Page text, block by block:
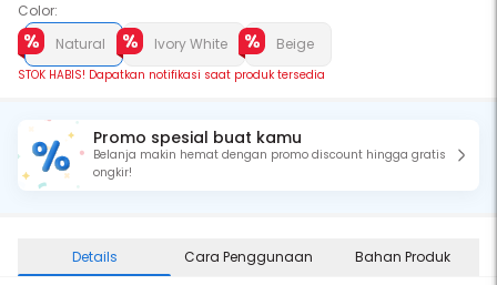
Color:
Natural
Ivory White Beige
STOK HABIS! Dapatkan notifikasi saat produk tersedia
Promo spesial buat kamu
Belanja makin hemat dengan promo discount hingga gratis
ongkir!
Details Cara Penggunaan Bahan Produk